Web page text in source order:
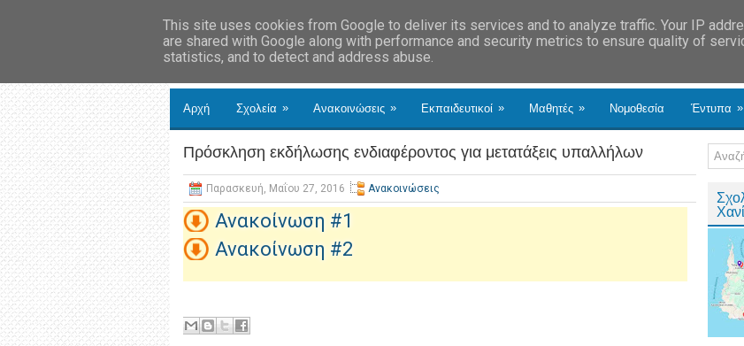
Αρχή Σχολεία » Ανακοινώσεις » Εκπαιδευτικοί » Μαθητές » Νομοθεσία Έντυπα »
Πρόσκληση εκδήλωσης ενδιαφέροντος για μετατάξεις υπαλλήλων
Παρασκευή, Μαΐου 27, 2016 Ανακοινώσεις
Ανακοίνωση #1
Ανακοίνωση #2
This site uses cookies from Google to deliver its services and to analyze traffic. Your IP
are shared with Google along with performance and security metrics to ensure quality of
statistics, and to detect and address abuse.